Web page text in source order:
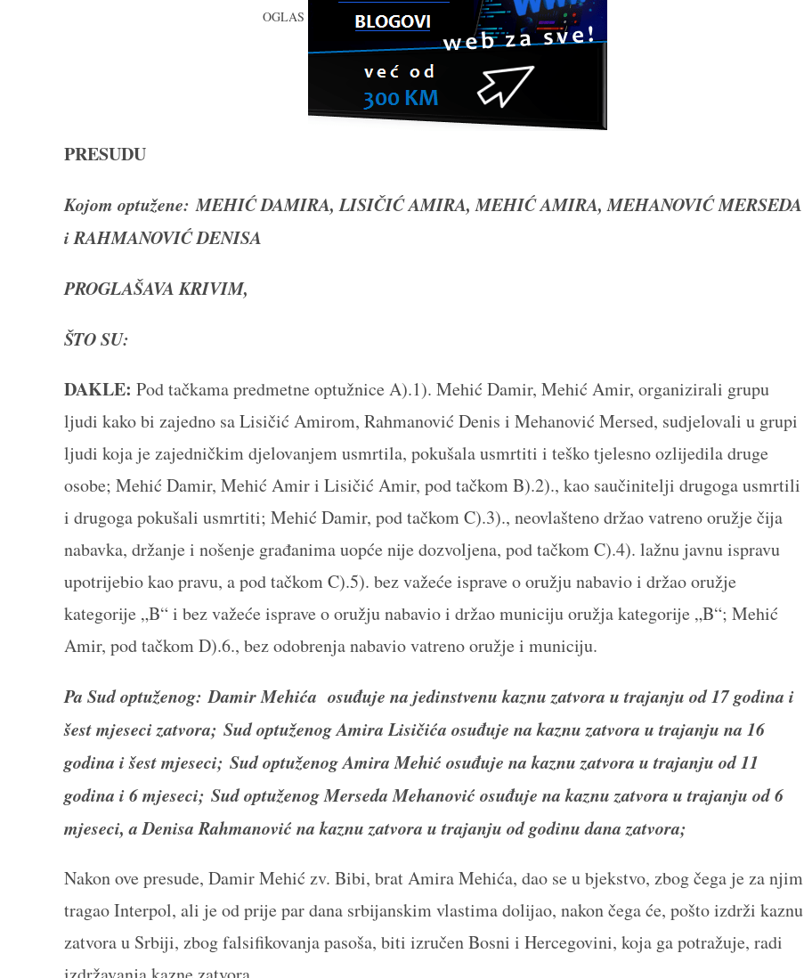
OGLAS
PRESUDU
Kojom optužene: MEHIĆ DAMIRA, LISIČIĆ AMIRA, MEHIĆ AMIRA, MEHANOVIĆ MERSEDA
i RAHMANOVIĆ DENISA
PROGLAŠAVA KRIVIM,
ŠTO SU:
DAKLE: Pod tačkama predmetne optužnice A).1). Mehić Damir, Mehić Amir, organizirali grupu
ljudi kako bi zajedno sa Lisičić Amirom, Rahmanović Denis i Mehanović Mersed, sudjelovali u grupi
ljudi koja je zajedničkim djelovanjem usmrtila, pokušala usmrtiti i teško tjelesno ozlijedila druge
osobe; Mehić Damir, Mehić Amir i Lisičić Amir, pod tačkom B).2)., kao saučinitelji drugoga usmrtili
i drugoga pokušali usmrtiti; Mehić Damir, pod tačkom C).3)., neovlašteno držao vatreno oružje čija
nabavka, držanje i nošenje građanima uopće nije dozvoljena, pod tačkom C).4). lažnu javnu ispravu
upotrijebio kao pravu, a pod tačkom C).5). bez važeće isprave o oružju nabavio i držao oružje
kategorije „B“ i bez važeće isprave o oružju nabavio i držao municiju oružja kategorije „B“; Mehić
Amir, pod tačkom D).6., bez odobrenja nabavio vatreno oružje i municiju.
Pa Sud optuženog: Damir Mehića osuđuje na jedinstvenu kaznu zatvora u trajanju od 17 godina i
šest mjeseci zatvora; Sud optuženog Amira Lisičića osuđuje na kaznu zatvora u trajanju na 16
godina i šest mjeseci; Sud optuženog Amira Mehić osuđuje na kaznu zatvora u trajanju od 11
godina i 6 mjeseci; Sud optuženog Merseda Mehanović osuđuje na kaznu zatvora u trajanju od 6
mjeseci, a Denisa Rahmanović na kaznu zatvora u trajanju od godinu dana zatvora;
Nakon ove presude, Damir Mehić zv. Bibi, brat Amira Mehića, dao se u bjekstvo, zbog čega je za njim
tragao Interpol, ali je od prije par dana srbijanskim vlastima dolijao, nakon čega će, pošto izdrži kaznu
zatvora u Srbiji, zbog falsifikovanja pasoša, biti izručen Bosni i Hercegovini, koja ga potražuje, radi